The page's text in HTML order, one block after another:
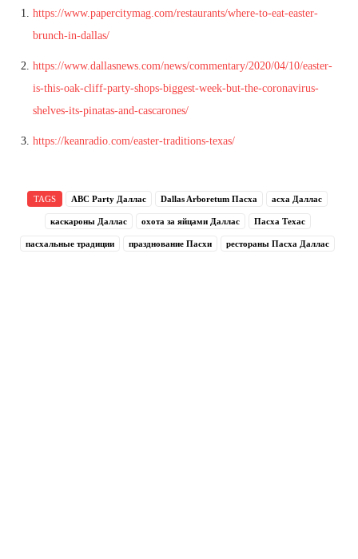
https://www.papercitymag.com/restaurants/where-to-eat-easter-
brunch-in-dallas/
https://www.dallasnews.com/news/commentary/2020/04/10/easter-
is-this-oak-cliff-party-shops-biggest-week-but-the-coronavirus-
shelves-its-pinatas-and-cascarones/
https://keanradio.com/easter-traditions-texas/
TAGS ABC Party Даллас Dallas Arboretum Пасха асха Даллас
каскароны Даллас охота за яйцами Даллас Пасха Техас
пасхальные традиции празднование Пасхи рестораны Пасха Даллас